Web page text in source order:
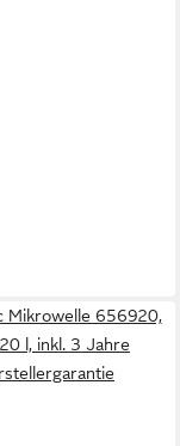
Mikrowelle 656920,
l, inkl. 3 Jahre